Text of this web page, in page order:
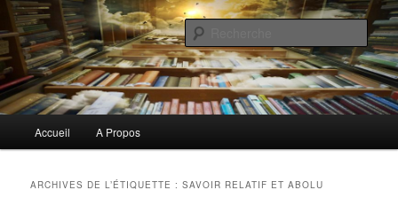
Aller
au
contenu
principal
Aller
au
contenu
secondaireBiblioclo
Commentaires littéraires en tout genre
principal
Accueil A Propos
ARCHIVES DE L’ÉTIQUETTE :SAVOIR RELATIF ET ABOLU